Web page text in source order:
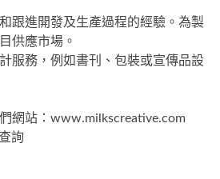
跟進開發及生產過程的經驗。為製
供應市場。
務，例如書刊、包裝或宣傳品設
網站：www.milkscreative.com
詢